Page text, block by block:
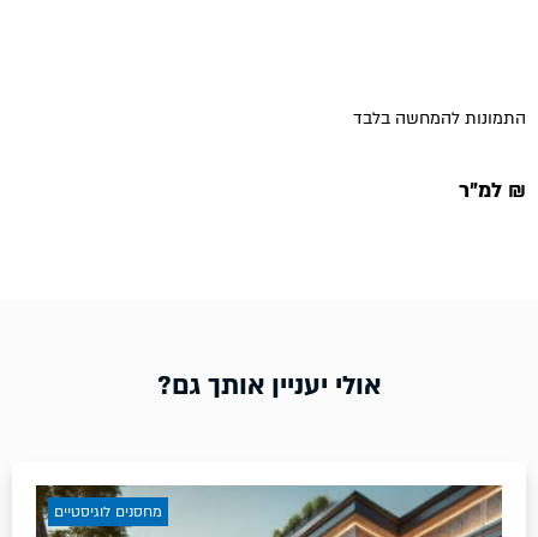
התמונות להמחשה בלבד
₪ למ״ר
אולי יעניין אותך גם?